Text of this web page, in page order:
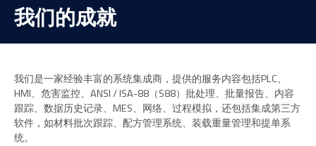
我们的成就
我们是一家经验丰富的系统集成商，提供的服务内容包括PLC、
HMI、危害监控、ANSI / ISA-88（S88）批处理、批量报告、内容
跟踪、数据历史记录、MES、网络、过程模拟，还包括集成第三方
软件，如材料批次跟踪、配方管理系统、装载重量管理和提单系
统。